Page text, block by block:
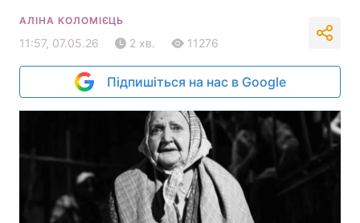
АЛІНА КОЛОМІЄЦЬ
11:57, 07.05.26 2 хв. 11276
Підпишіться на нас в Google